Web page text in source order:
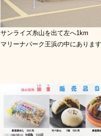
サンライズ糸山を出て左へ1km
マリーナパーク王浜の中にあります